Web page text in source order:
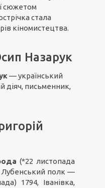
сюжетом
стала
кіномистецтва.
Назарук
— український
діяч, письменник,
(*22 листопада
Лубенський полк —
1794, Іванівка,